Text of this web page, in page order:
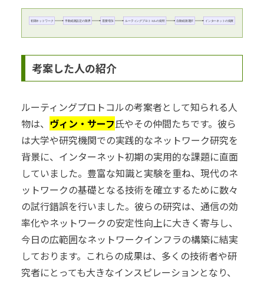
初期ネットワーク 手動経路設定の限界 需要増加 ルーティングプロトコルの発明 自動経路選択 インターネットの発展
考案した人の紹介
ルーティングプロトコルの考案者として知られる人
物は、 ヴィン・サーフ氏やその仲間たちです。彼ら
は大学や研究機関での実践的なネットワーク研究を
背景に、インターネット初期の実用的な課題に直面
していました。豊富な知識と実験を重ね、現代のネ
ットワークの基礎となる技術を確立するために数々
の試行錯誤を行いました。彼らの研究は、通信の効
率化やネットワークの安定性向上に大きく寄与し、
今日の広範囲なネットワークインフラの構築に結実
しております。これらの成果は、多くの技術者や研
究者にとっても大きなインスピレーションとなり、